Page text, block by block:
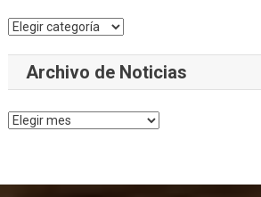
Categorías
Archivo de Noticias
Archivo